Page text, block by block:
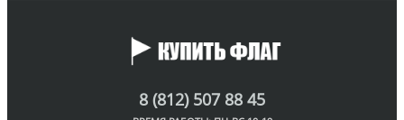
8 (812) 507 88 45